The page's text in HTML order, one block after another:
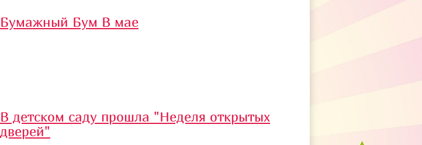
Бумажный Бум В мае
В детском саду прошла "Неделя открытых
дверей"